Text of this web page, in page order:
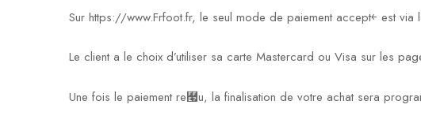
Sur https://www.Frfoot.fr, le seul mode de paiement accept￩ est
Le client a le choix d’utiliser sa carte Mastercard ou Visa sur les
Une fois le paiement re￧u, la finalisation de votre achat sera